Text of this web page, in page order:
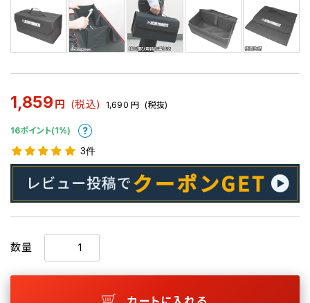
1,859 円 (税込) 1,690 円 (税抜)
16ポイント(1%)
3件
数量